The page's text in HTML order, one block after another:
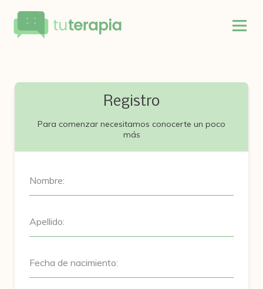
Registro
Para comenzar necesitamos conocerte un poco
más
Nombre:
Apellido:
Fecha de nacimiento: